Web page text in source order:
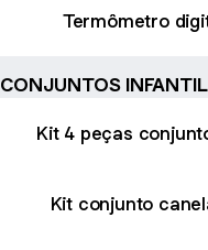
Termômetro
CONJUNTOS
Kit 4 peças
Kit conjunto